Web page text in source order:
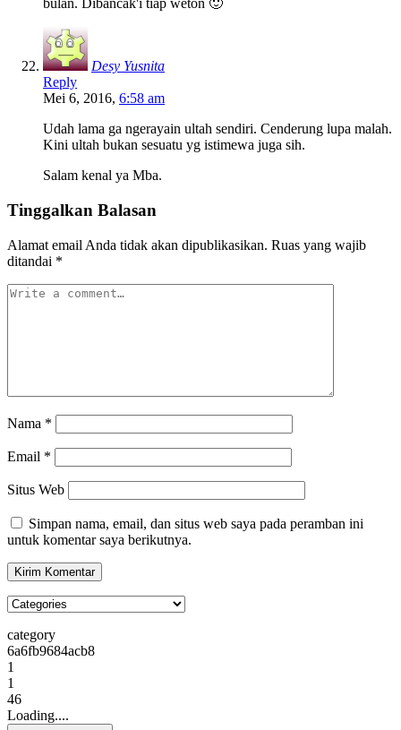
bulan. Dibancak'i tiap weton 🙂
Desy Yusnita
Reply
Mei 6, 2016, 6:58 am
Udah lama ga ngerayain ultah sendiri. Cenderung lupa malah.
Kini ultah bukan sesuatu yg istimewa juga sih.
Salam kenal ya Mba.
Tinggalkan Balasan
Alamat email Anda tidak akan dipublikasikan. Ruas yang wajib
ditandai *
Nama *
Email *
Situs Web
Simpan nama, email, dan situs web saya pada peramban ini
untuk komentar saya berikutnya.
category
6a6fb9684acb8
1
1
46
Loading....